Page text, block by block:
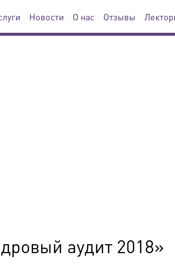
Новости О нас Отзывы
аудит 2018»